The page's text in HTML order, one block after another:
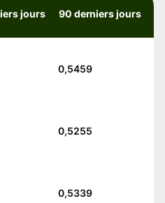
jours 90 derniers jours
0,5459
0,5255
0,5339